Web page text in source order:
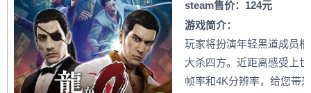
steam售价：124元
游戏简介：
玩家将扮演年轻黑道成员
大杀四方。近距离感受上
帧率和4K分辨率，给您带